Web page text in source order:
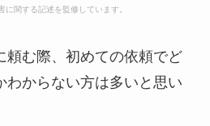
関する記述を監修しています。
頼む際、初めての依頼でど
わからない方は多いと思い